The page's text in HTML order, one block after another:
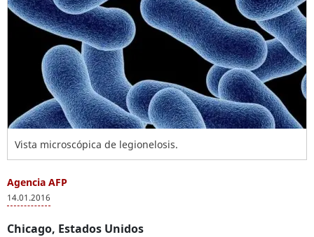
Vista microscópica de legionelosis.
Agencia AFP
14.01.2016
Chicago, Estados Unidos